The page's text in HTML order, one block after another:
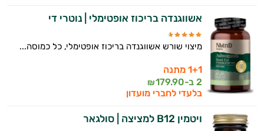
אשווגנדה בריכוז אופטימלי | נוטרי די
מיצוי שורש אשווגנדה בריכוז אופטימלי, כל כמוסה...
1+1 מתנה
2 ב-
179.90
₪
בלעדי לחברי מועדון
ויטמין B12 למציצה | סולגאר
המטרה שלי היא להתאים עבורך המלצות
אישיות מבוססות מדעית.
זה הזמן להתחיל. איך אוכל לעזור?